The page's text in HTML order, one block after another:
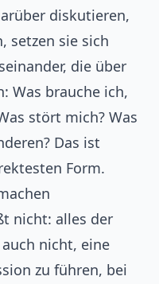
diskutieren,
setzen sie sich
die über
Was brauche ich,
stört mich? Was
Das ist
Form.
nicht: alles der
nicht, eine
zu führen, bei